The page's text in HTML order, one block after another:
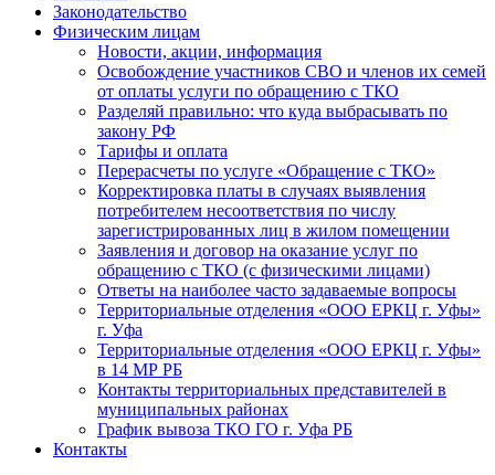
Законодательство
Физическим лицам
Новости, акции, информация
Освобождение участников СВО и членов их семей
от оплаты услуги по обращению с ТКО
Разделяй правильно: что куда выбрасывать по
закону РФ
Тарифы и оплата
Перерасчеты по услуге «Обращение с ТКО»
Корректировка платы в случаях выявления
потребителем несоответствия по числу
зарегистрированных лиц в жилом помещении
Заявления и договор на оказание услуг по
обращению с ТКО (с физическими лицами)
Ответы на наиболее часто задаваемые вопросы
Территориальные отделения «ООО ЕРКЦ г. Уфы»
г. Уфа
Территориальные отделения «ООО ЕРКЦ г. Уфы»
в 14 МР РБ
Контакты территориальных представителей в
муниципальных районах
График вывоза ТКО ГО г. Уфа РБ
Контакты